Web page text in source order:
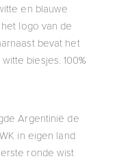
en blauwe
logo van de
bevat het
biesjes. 100%
Argentinië de
in eigen land
ronde wist